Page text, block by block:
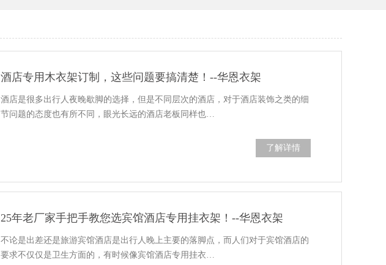
酒店专用木衣架订制，这些问题要搞清楚！--华恩衣架
酒店是很多出行人夜晚歇脚的选择，但是不同层次的酒店，对于酒店装饰之类的细
节问题的态度也有所不同，眼光长远的酒店老板同样也…
了解详情
25年老厂家手把手教您选宾馆酒店专用挂衣架！--华恩衣架
不论是出差还是旅游宾馆酒店是出行人晚上主要的落脚点，而人们对于宾馆酒店的
要求不仅仅是卫生方面的，有时候像宾馆酒店专用挂衣…